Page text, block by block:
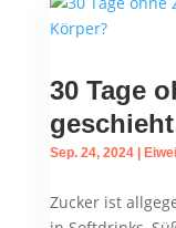
30 Tage
Sep. 24, 2024|
Zucker ist